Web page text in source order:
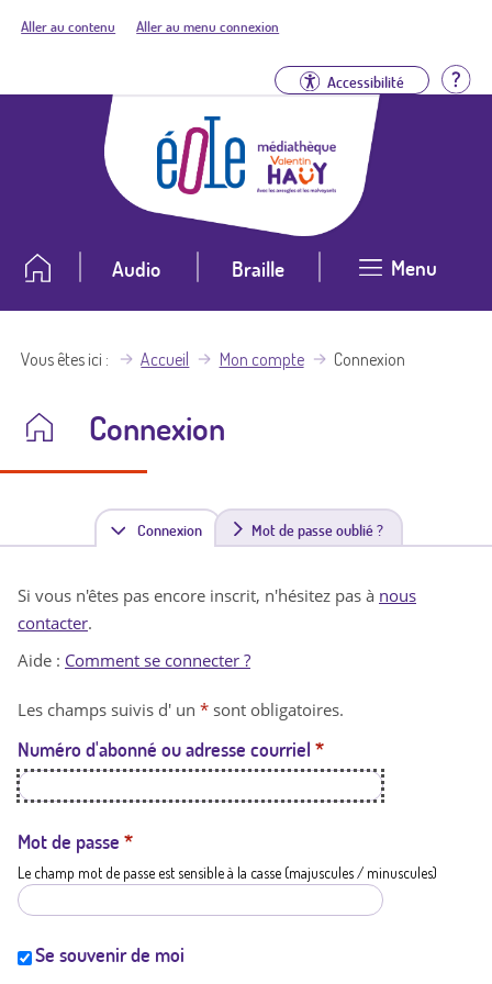
Aller au contenu Aller au menu connexion
Accessibilité
Audio Braille Menu
Vous êtes ici Accueil Mon compte Connexion
Connexion
Connexion(
n
t
a
t
i
Mot de passe oublié ?
Si vous n'êtes pas encore inscrit, n'hésitez pas à nous
contacter.
Aide : Comment se connecter ?
Les champs suivis d' un * sont obligatoires.
Numéro d'abonné ou adresse courriel *
Mot de passe *
Le champ mot de passe est sensible à la casse (majuscules / minuscules)
Se souvenir de moi